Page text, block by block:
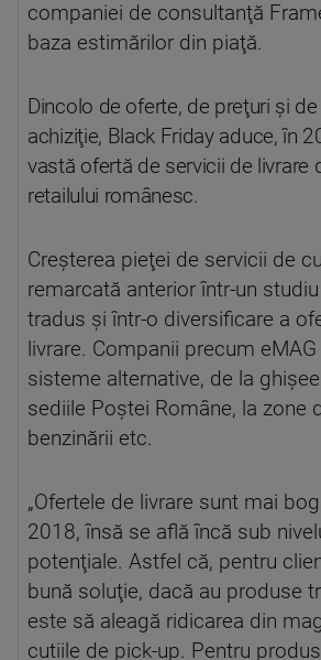
companiei de consultanţă
baza estimărilor din piaţă.
Dincolo de oferte, de preţuri şi
achiziţie, Black Friday aduce, în
vastă ofertă de servicii de livrare
retailului românesc.
Creşterea pieţei de servicii de
remarcată anterior într-un
tradus şi într-o diversificare a
livrare. Companii precum
sisteme alternative, de la
sediile Poştei Române, la zone
benzinării etc.
„Ofertele de livrare sunt mai
2018, însă se află încă sub
potenţiale. Astfel că, pentru
bună soluţie, dacă au produse
este să aleagă ridicarea din
cutiile de pick-up. Pentru